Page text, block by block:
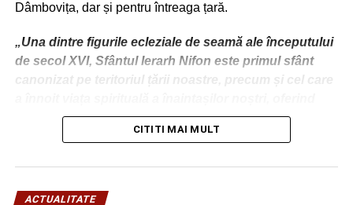
Dâmbovița, dar și pentru întreaga țară.
„Una dintre figurile ecleziale de seamă ale începutului
de secol XVI, Sfântul Ierarh Nifon este primul sfânt
canonizat pe teritoriul țării noastre, precum și cel care
premisele marii dezvoltări culturale din deceniile ce au
urmat păstoririi sale.
Numele său este strâns legat de utilizarea tiparului, cel
mai nou mijloc de comunicare al acelei epoci, pe care
CITITI MAI MULT
ACTUALITATE